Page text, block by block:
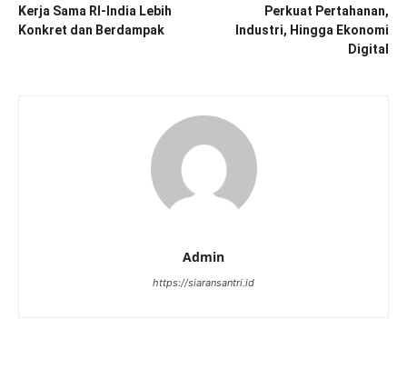
Kerja Sama RI-India Lebih
Konkret dan Berdampak
Perkuat Pertahanan,
Industri, Hingga Ekonomi
Digital
Admin
https://siaransantri.id